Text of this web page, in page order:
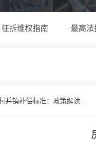
征拆维权指南 最高法
并镇补偿标准：政策解读...